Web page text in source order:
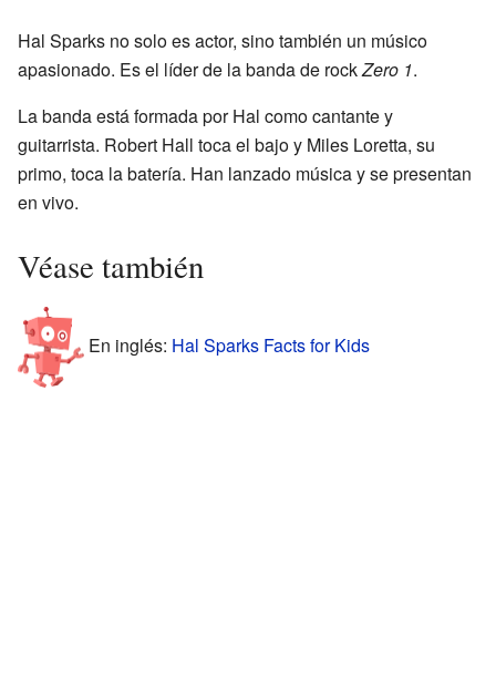
Hal Sparks no solo es actor, sino también un músico
apasionado. Es el líder de la banda de rockZero 1.
La banda está formada por Hal como cantante y
guitarrista. Robert Hall toca el bajo y Miles Loretta, su
primo, toca la batería. Han lanzado música y se presentan
en vivo.
Véase también
En inglés: Hal Sparks Facts for Kids